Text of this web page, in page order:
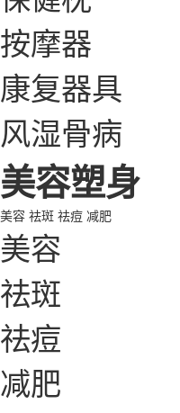
按摩器
康复器具
风湿骨病
美容塑身
美容 祛斑 祛痘 减肥
美容
祛斑
祛痘
减肥